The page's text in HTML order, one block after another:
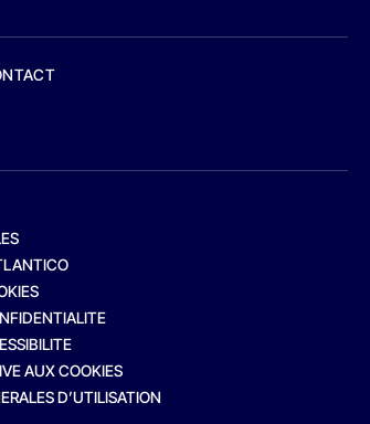
AUX COOKIES
D’UTILISATION